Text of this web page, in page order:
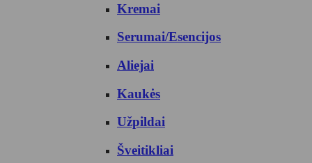
Kremai
Serumai/Esencijos
Aliejai
Kaukės
Užpildai
Šveitikliai